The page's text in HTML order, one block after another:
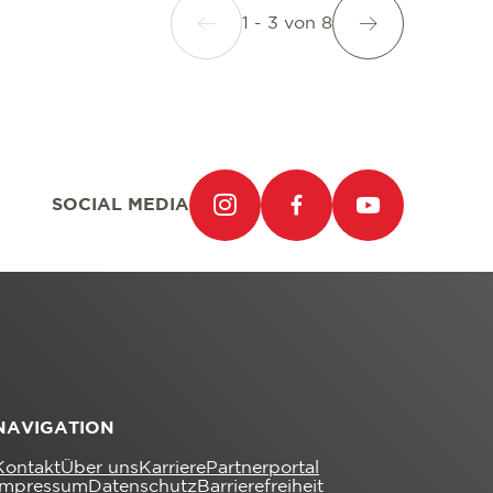
1 - 3 von 8
SOCIAL MEDIA
Über uns KarrierePartnerportal
Datenschutz Barrierefreiheit